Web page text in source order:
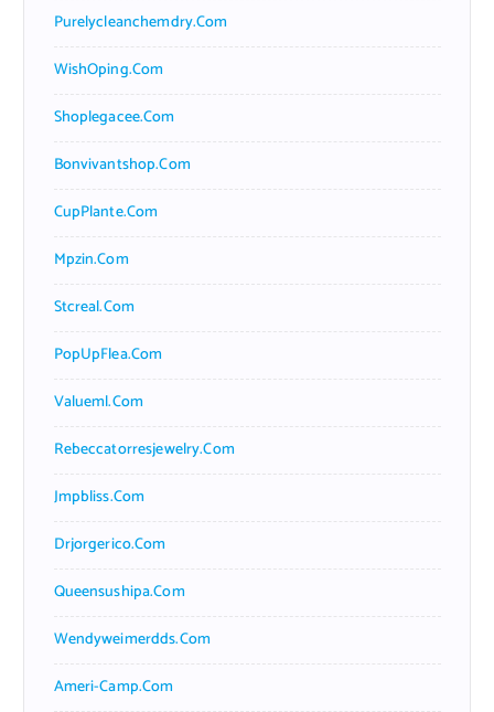
Purelycleanchemdry.com
WishOping.com
Shoplegacee.com
Bonvivantshop.com
CupPlante.com
Mpzin.com
Stcreal.com
PopUpFlea.com
Valueml.com
Rebeccatorresjewelry.com
Jmpbliss.com
Drjorgerico.com
Queensushipa.com
Wendyweimerdds.com
Ameri-Camp.com